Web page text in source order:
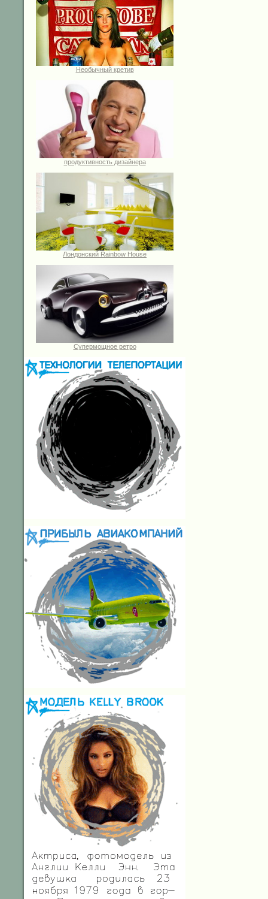
Необычный кретив
продуктивность дизайнера
Лондонский Rainbow House
Супермощное ретро